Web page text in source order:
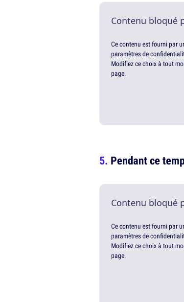
Contenu bloqué
Ce contenu est fourni par
paramètres de
Modifiez ce choix à tout
page.
Pendant ce
Contenu bloqué
Ce contenu est fourni par
paramètres de
Modifiez ce choix à tout
page.